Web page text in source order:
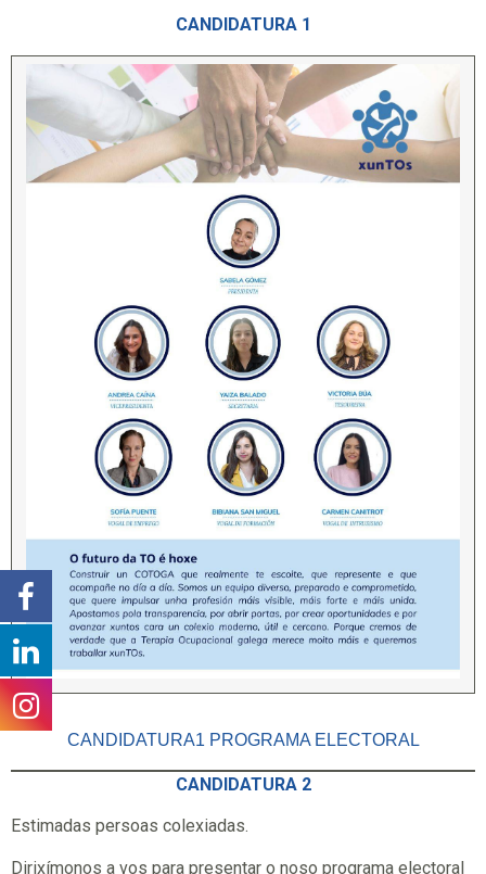
CANDIDATURA 1
CANDIDATURA1 PROGRAMA ELECTORAL
CANDIDATURA 2
Estimadas persoas colexiadas.
Dirixímonos a vos para presentar o noso programa electoral